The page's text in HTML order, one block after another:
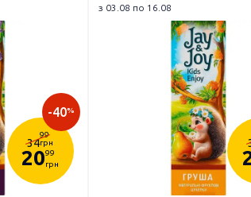
34
99
грн
2099
грн
-40%
з 03.08 по 16.08